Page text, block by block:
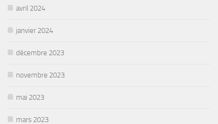
avril 2024
janvier 2024
décembre 2023
novembre 2023
mai 2023
mars 2023